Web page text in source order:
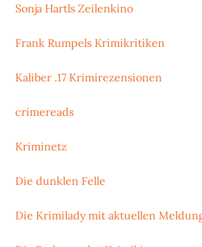
Sonja Hartls Zeilenkino
Frank Rumpels Krimikritiken
Kaliber .17 Krimirezensionen
crimereads
Kriminetz
Die dunklen Felle
Die Krimilady mit aktuellen